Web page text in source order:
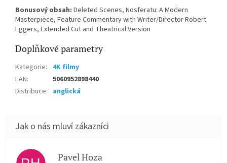
Bonusový obsah: Deleted Scenes, Nosferatu: A Modern
Masterpiece, Feature Commentary with Writer/Director Robert
Eggers, Extended Cut and Theatrical Version
Doplňkové parametry
Kategorie:
4K filmy
EAN:
5060952898440
Distribuce: anglická
Pavel Hoza